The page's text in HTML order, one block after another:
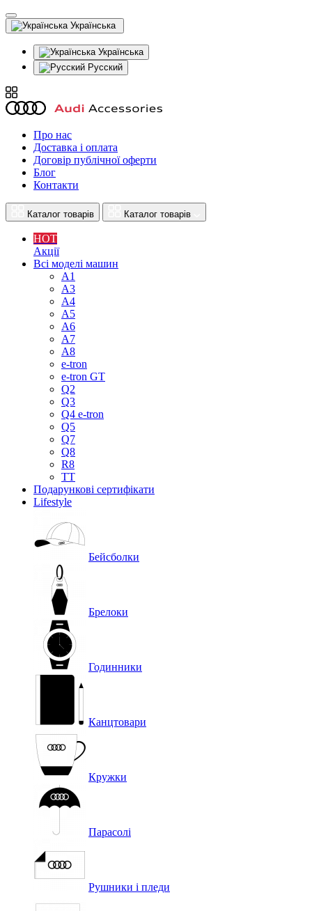
Українська
Українська
Русский
Про нас
Доставка і оплата
Договір публічної оферти
Блог
Контакти
Каталог товарів Каталог товарів
HOT
Акції
Всі моделі машин
A1
A3
A4
A5
A6
A7
A8
e-tron
e-tron GT
Q2
Q3
Q4 e-tron
Q5
Q7
Q8
R8
TT
Подарункові сертифікати
Lifestyle
Бейсболки
Брелоки
Годинники
Канцтовари
Кружки
Парасолі
Рушники і пледи